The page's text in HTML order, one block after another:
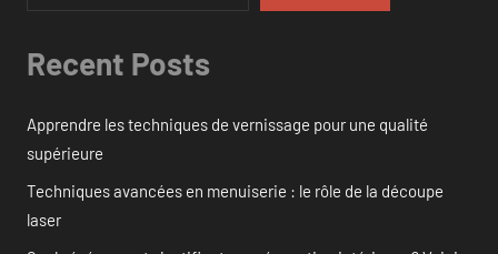
Recent Posts
Apprendre les techniques de vernissage pour une qualité
supérieure
Techniques avancées en menuiserie : le rôle de la découpe
laser